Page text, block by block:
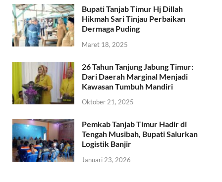
Bupati Tanjab Timur Hj Dillah
Hikmah Sari Tinjau Perbaikan
Dermaga Puding
Maret 18, 2025
26 Tahun Tanjung Jabung Timur:
Dari Daerah Marginal Menjadi
Kawasan Tumbuh Mandiri
Oktober 21, 2025
Pemkab Tanjab Timur Hadir di
Tengah Musibah, Bupati Salurkan
Logistik Banjir
Januari 23, 2026